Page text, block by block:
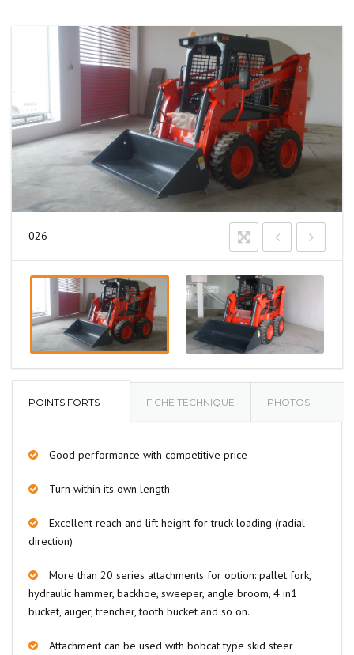
026
POINTS FORTS FICHE TECHNIQUE PHOTOS
Good performance with competitive price
Turn within its own length
Excellent reach and lift height for truck loading (radial
direction)
More than 20 series attachments for option: pallet fork,
hydraulic hammer, backhoe, sweeper, angle broom, 4 in1
bucket, auger, trencher, tooth bucket and so on.
Attachment can be used with bobcat type skid steer